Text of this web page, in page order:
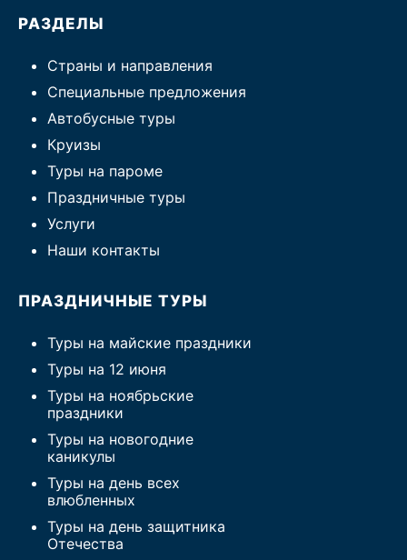
РАЗДЕЛЫ
Страны и направления
Специальные предложения
Автобусные туры
Круизы
Туры на пароме
Праздничные туры
Услуги
Наши контакты
ПРАЗДНИЧНЫЕ ТУРЫ
Туры на майские праздники
Туры на 12 июня
Туры на ноябрьские
праздники
Туры на новогодние
каникулы
Туры на день всех
влюбленных
Туры на день защитника
Отечества